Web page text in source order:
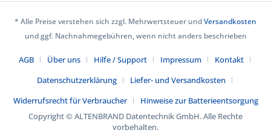
* Alle Preise verstehen sich zzgl. Mehrwertsteuer undVersandkosten
und ggf. Nachnahmegebühren, wenn nicht anders beschrieben
AGB Über uns Hilfe / Support Impressum
Kontakt
Datenschutzerklärung
Liefer- und Versandkosten
Widerrufsrecht für Verbraucher
Hinweise zur Batterieentsorgung
Copyright © ALTENBRAND Datentechnik GmbH. Alle Rechte
vorbehalten.